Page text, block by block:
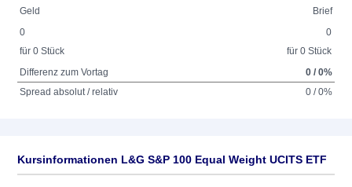
Geld
Brief
0
für 0 Stück
0
für 0 Stück
Differenz zum Vortag
0 / 0%
Spread absolut / relativ
0 / 0%
Kursinformationen L&G S&P 100 Equal Weight UCITS ETF